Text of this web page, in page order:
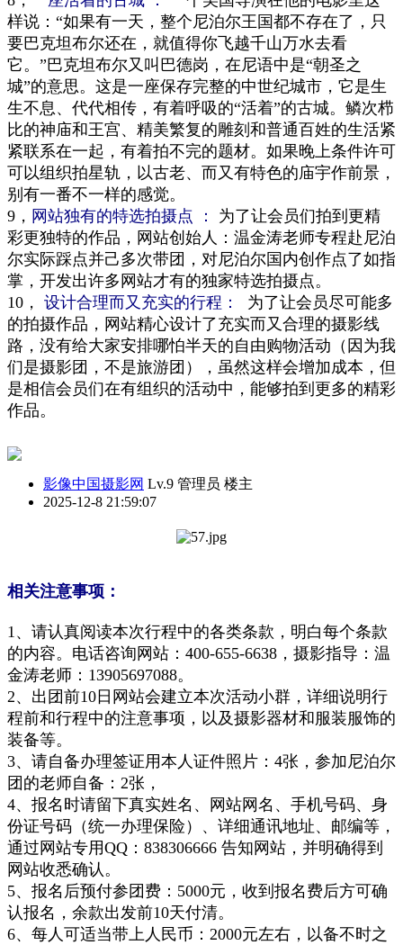
样说：“如果有一天，整个尼泊尔王国都不存在了，只
要巴克坦布尔还在，就值得你飞越千山万水去看
它。”巴克坦布尔又叫巴德岗，在尼语中是“朝圣之
城”的意思。这是一座保存完整的中世纪城市，它是生
生不息、代代相传，有着呼吸的“活着”的古城。鳞次栉
比的神庙和王宫、精美繁复的雕刻和普通百姓的生活紧
紧联系在一起，有着拍不完的题材。如果晚上条件许可
可以组织拍星轨，以古老、而又有特色的庙宇作前景，
别有一番不一样的感觉。
9， 网站独有的特选拍摄点 ：
为了让会员们拍到更精
彩更独特的作品，网站创始人：温金涛老师专程赴尼泊
尔实际踩点并己多次带团，对尼泊尔国内创作点了如指
掌，开发出许多网站才有的独家特选拍摄点。
10， 设计合理而又充实的行程：
为了让会员尽可能多
的拍摄作品，网站精心设计了充实而又合理的摄影线
路，没有给大家安排哪怕半天的自由购物活动（因为我
们是摄影团，不是旅游团），虽然这样会增加成本，但
是相信会员们在有组织的活动中，能够拍到更多的精彩
作品。
影像中国摄影网 Lv.9 管理员 楼主
2025-12-8 21:59:07
相关注意事项：
1、请认真阅读本次行程中的各类条款，明白每个条款
的内容。电话咨询网站：400-655-6638，摄影指导：温
金涛老师：13905697088。
2、出团前10日网站会建立本次活动小群，详细说明行
程前和行程中的注意事项，以及摄影器材和服装服饰的
装备等。
3、请自备办理签证用本人证件照片：4张，参加尼泊尔
团的老师自备：2张，
4、报名时请留下真实姓名、网站网名、手机号码、身
份证号码（统一办理保险）、详细通讯地址、邮编等，
通过网站专用QQ： 838306666 告知网站，并明确得到
网站收悉确认。
5、报名后预付参团费：5000元，收到报名费后方可确
认报名，余款出发前10天付清。
6、每人可适当带上人民币：2000元左右，以备不时之